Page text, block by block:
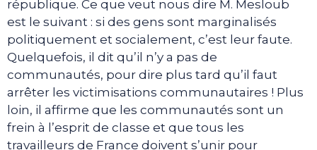
république. Ce que veut nous dire M. Mesloub
est le suivant : si des gens sont marginalisés
politiquement et socialement, c’est leur faute.
Quelquefois, il dit qu’il n’y a pas de
communautés, pour dire plus tard qu’il faut
arrêter les victimisations communautaires ! Plus
loin, il affirme que les communautés sont un
frein à l’esprit de classe et que tous les
travailleurs de France doivent s’unir pour